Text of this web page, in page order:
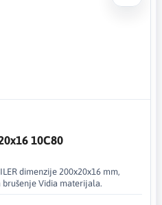
10C80
dimenzije 200x20x16 mm,
brušenje Vidia materijala.